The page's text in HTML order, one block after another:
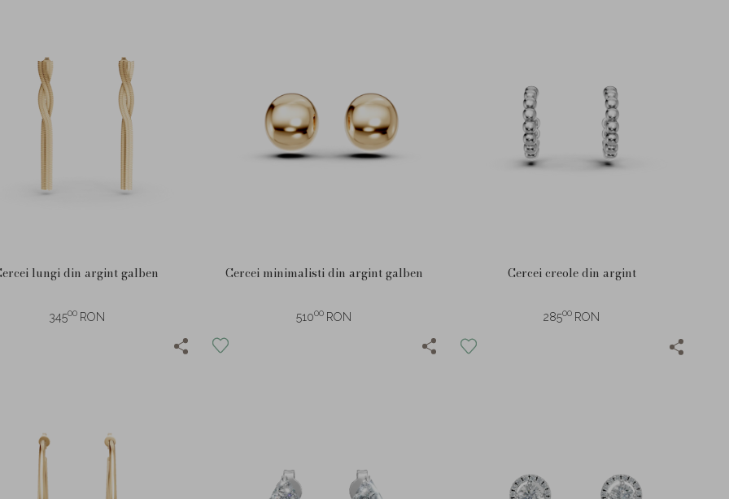
lungi din argint galben
34500 RON
Cercei minimalisti din argint galben
51000 RON
Cercei creole din argint
28500 RON